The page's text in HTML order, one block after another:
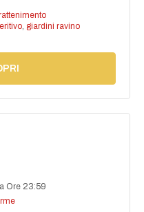
, giardini ravino
Ore 23:59